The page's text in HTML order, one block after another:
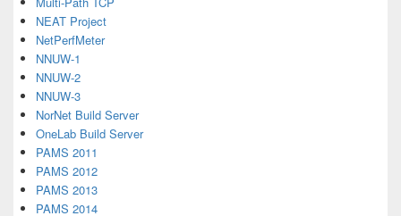
NEAT Project
NetPerfMeter
NNUW-1
NNUW-2
NNUW-3
NorNet Build Server
OneLab Build Server
PAMS 2011
PAMS 2012
PAMS 2013
PAMS 2014